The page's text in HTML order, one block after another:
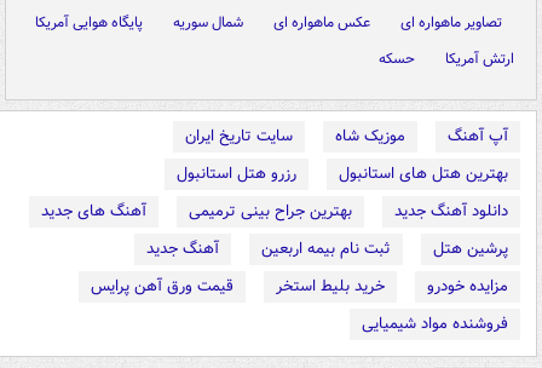
تصاویر ماهواره ای عکس ماهواره ای شمال سوریه
پایگاه هوایی آمریکا
ارتش آمریکا
حسکه
آپ آهنگ موزیک شاه
سایت تاریخ ایران
بهترین هتل های استانبول
رزرو هتل استانبول
دانلود آهنگ جدید
بهترین جراح بینی ترمیمی
آهنگ های جدید
پرشین هتل
ثبت نام بیمه اربعین
آهنگ جدید
مزایده خودرو
خرید بلیط استخر
قیمت ورق آهن پرایس
فروشنده مواد شیمیایی